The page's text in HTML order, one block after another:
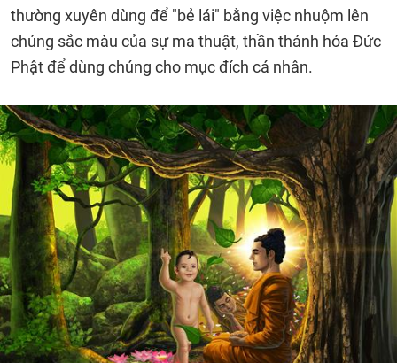
thường xuyên dùng để "bẻ lái" bằng việc nhuộm lên
chúng sắc màu của sự ma thuật, thần thánh hóa Đức
Phật để dùng chúng cho mục đích cá nhân.